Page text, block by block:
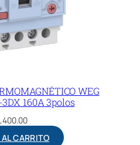
WEG
3DX 160A 3polos
CARRITO